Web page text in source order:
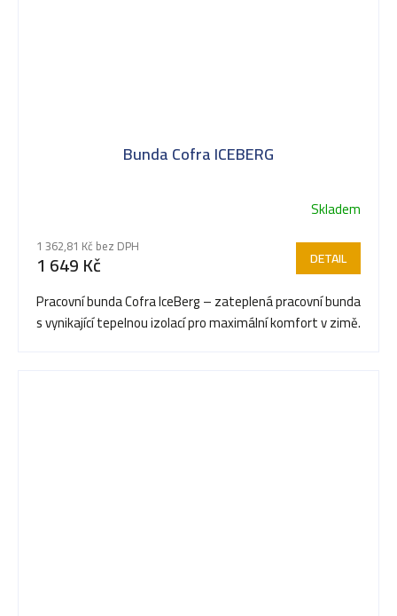
Bunda Cofra ICEBERG
Skladem
1 362,81 Kč bez DPH
1 649 Kč DETAIL
Pracovní bunda Cofra IceBerg – zateplená pracovní bunda
s vynikající tepelnou izolací pro maximální komfort v zimě.